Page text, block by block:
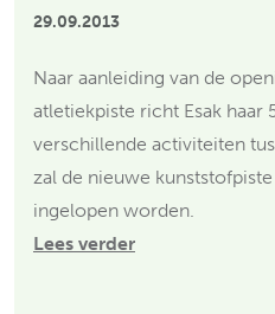
29.09.2013
Naar aanleiding van de
atletiekpiste richt Esak haar
verschillende activiteiten
zal de nieuwe
ingelopen worden.
Lees verder